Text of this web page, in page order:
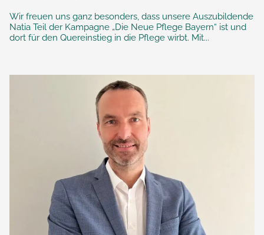
Wir freuen uns ganz besonders, dass unsere Auszubildende
Natia Teil der Kampagne „Die Neue Pflege Bayern“ ist und
dort für den Quereinstieg in die Pflege wirbt. Mit...